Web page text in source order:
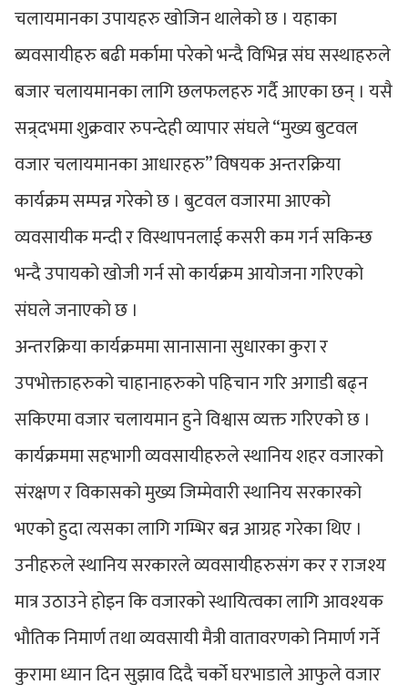
चलायमानका उपायहरु खोजिन थालेको छ । यहाका
ब्यवसायीहरु बढी मर्कामा परेको भन्दै विभिन्न संघ सस्थाहरुले
बजार चलायमानका लागि छलफलहरु गर्दै आएका छन् । यसै
सन्र्दभमा शुक्रवार रुपन्देही व्यापार संघले “मुख्य बुटवल
वजार चलायमानका आधारहरु” विषयक अन्तरक्रिया
कार्यक्रम सम्पन्न गरेको छ । बुटवल वजारमा आएको
व्यवसायीक मन्दी र विस्थापनलाई कसरी कम गर्न सकिन्छ
भन्दै उपायको खोजी गर्न सो कार्यक्रम आयोजना गरिएको
संघले जनाएको छ ।
अन्तरक्रिया कार्यक्रममा सानासाना सुधारका कुरा र
उपभोक्ताहरुको चाहानाहरुको पहिचान गरि अगाडी बढ्न
सकिएमा वजार चलायमान हुने विश्वास व्यक्त गरिएको छ ।
कार्यक्रममा सहभागी व्यवसायीहरुले स्थानिय शहर वजारको
संरक्षण र विकासको मुख्य जिम्मेवारी स्थानिय सरकारको
भएको हुदा त्यसका लागि गम्भिर बन्न आग्रह गरेका थिए ।
उनीहरुले स्थानिय सरकारले व्यवसायीहरुसंग कर र राजश्य
मात्र उठाउने होइन कि वजारको स्थायित्वका लागि आवश्यक
भौतिक निमार्ण तथा व्यवसायी मैत्री वातावरणको निमार्ण गर्ने
कुरामा ध्यान दिन सुझाव दिदै चर्को घरभाडाले आफुले वजार